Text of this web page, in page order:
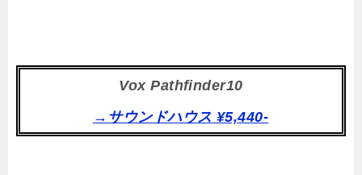
Vox Pathfinder10
→サウンドハウス ¥5,440-